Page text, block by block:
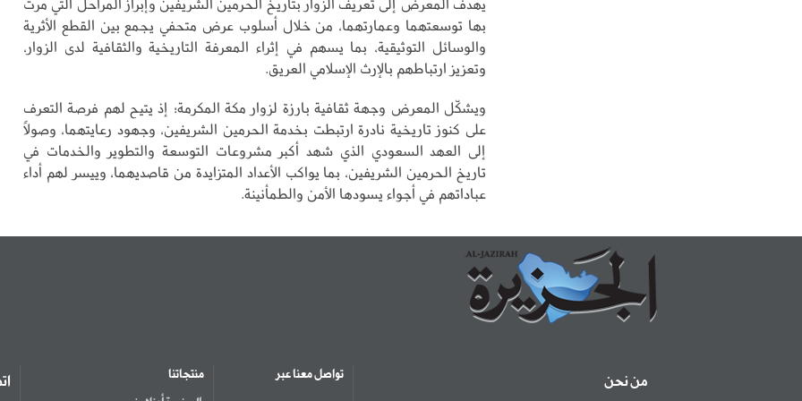
يهدف المعرض إلى تعريف الزوار بتاريخ الحرمين الشريفين وإبراز المراحل التي مرت
بها توسعتهما وعمارتهما، من خلال أسلوب عرض متحفي يجمع بين القطع الأثرية
والوسائل التوثيقية، بما يسهم في إثراء المعرفة التاريخية والثقافية لدى الزوار،
وتعزيز ارتباطهم بالإرث الإسلامي العريق.
ويشكّل المعرض وجهة ثقافية بارزة لزوار مكة المكرمة؛ إذ يتيح لهم فرصة التعرف
على كنوز تاريخية نادرة ارتبطت بخدمة الحرمين الشريفين، وجهود رعايتهما، وصولًا
إلى العهد السعودي الذي شهد أكبر مشروعات التوسعة والتطوير والخدمات في
تاريخ الحرمين الشريفين، بما يواكب الأعداد المتزايدة من قاصديهما، وييسر لهم أداء
عباداتهم في أجواء يسودها الأمن والطمأنينة.
من نحن
تواصل معنا عبر منتجاتنا